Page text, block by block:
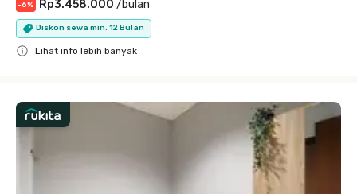
-6% Rp3.458.000 /bulan
Diskon sewa min. 12 Bulan
Lihat info lebih banyak